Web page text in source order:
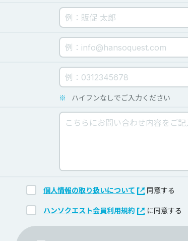
※ ハイフンなしでご入力ください
個人情報の取り扱いについて 同意する
ハンソクエスト会員利用規約 に同意する